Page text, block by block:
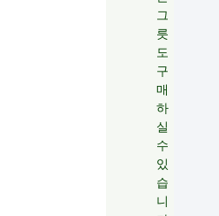
그
릇
도
구
매
하
실
수
있
습
니